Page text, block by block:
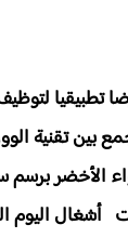
لتوظيف
بين تقنية
أشغال اليوم